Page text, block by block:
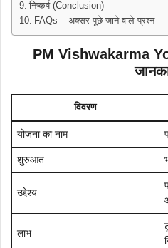
निष्कर्ष (Conclusion)
FAQs – अक्सर पूछे जाने वाले प्रश्न
PM Vishwakarma
विवरण
योजना का नाम
शुरुआत
उद्देश्य
लाभ